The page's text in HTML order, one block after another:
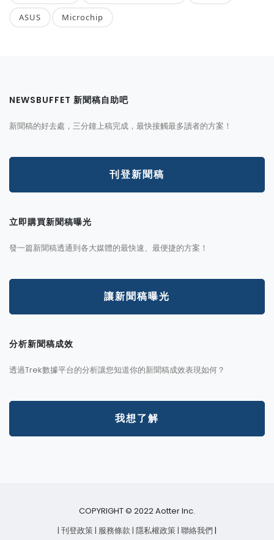
ASUS Microchip
NEWSBUFFET 新聞稿自助吧
新聞稿的好去處，三分鐘上稿完成，最快接觸最多讀者的方案！
刊登新聞稿
立即購買新聞稿曝光
發一篇新聞稿透通到各大媒體的最快速、最便捷的方案！
讓新聞稿曝光
分析新聞稿成效
透過Trek數據平台的分析讓您知道你的新聞稿成效表現如何？
我想了解
COPYRIGHT © 2022 Aotter Inc.
| 刊登政策| 服務條款| 隱私權政策| 聯絡我們 |